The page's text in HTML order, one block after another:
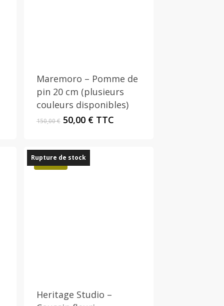
plusieurs
variations.
peuvent
Maremoro – Pomme de
pin 20 cm (plusieurs
couleurs disponibles)
150,00€ Le
était :
150,00 €.
50,00 €Le
TTC
Rupture de stock
Promo !
Heritage Studio –